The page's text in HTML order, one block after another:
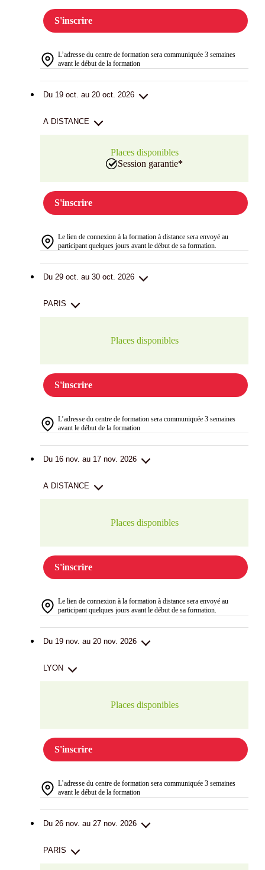
S'inscrire
L’adresse du centre de formation sera communiquée 3 semaines
avant le début de la formation
Du 19 oct. au 20 oct. 2026
A DISTANCE
Places disponibles
Session garantie*
S'inscrire
Le lien de connexion à la formation à distance sera envoyé au
participant quelques jours avant le début de sa formation.
Du 29 oct. au 30 oct. 2026
PARIS
Places disponibles
S'inscrire
L’adresse du centre de formation sera communiquée 3 semaines
avant le début de la formation
Du 16 nov. au 17 nov. 2026
A DISTANCE
Places disponibles
S'inscrire
Le lien de connexion à la formation à distance sera envoyé au
participant quelques jours avant le début de sa formation.
Du 19 nov. au 20 nov. 2026
LYON
Places disponibles
S'inscrire
L’adresse du centre de formation sera communiquée 3 semaines
avant le début de la formation
Du 26 nov. au 27 nov. 2026
PARIS